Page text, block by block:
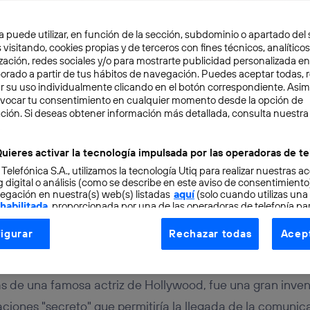
3 min
la actriz e inventora
llegada del Wi-Fi
de una famosa actriz de Hollywood, fue una gran
"secreto" que permitiría la llegada de la
puede utilizar, en función de la sección, subdominio o apartado del
visitando, cookies propias y de terceros con fines técnicos,
redes sociales y/o para mostrarte publicidad personalizada
a partir de tus hábitos de navegación. Puedes aceptar todas,
su uso individualmente clicando en el botón correspondiente.
tu consentimiento en cualquier momento desde la opción de
Si deseas obtener información más detallada, consulta nuestra
activar la tecnología impulsada por las operadoras de
S.A., utilizamos la tecnología Utiq para realizar nuestras
digital o análisis (como se describe en este aviso de
en nuestra(s) web(s) listadas aquí(solo cuando utilizas una
, proporcionada por una de las operadoras de telefonía
consentimiento en cada página web).
Utiq está diseñada con la privacidad como prioridad
tu dirección IP y otra información de la cuenta de cliente de
la conexión que utilizas (p. ej., número de teléfono móvil).
Rechazar todas